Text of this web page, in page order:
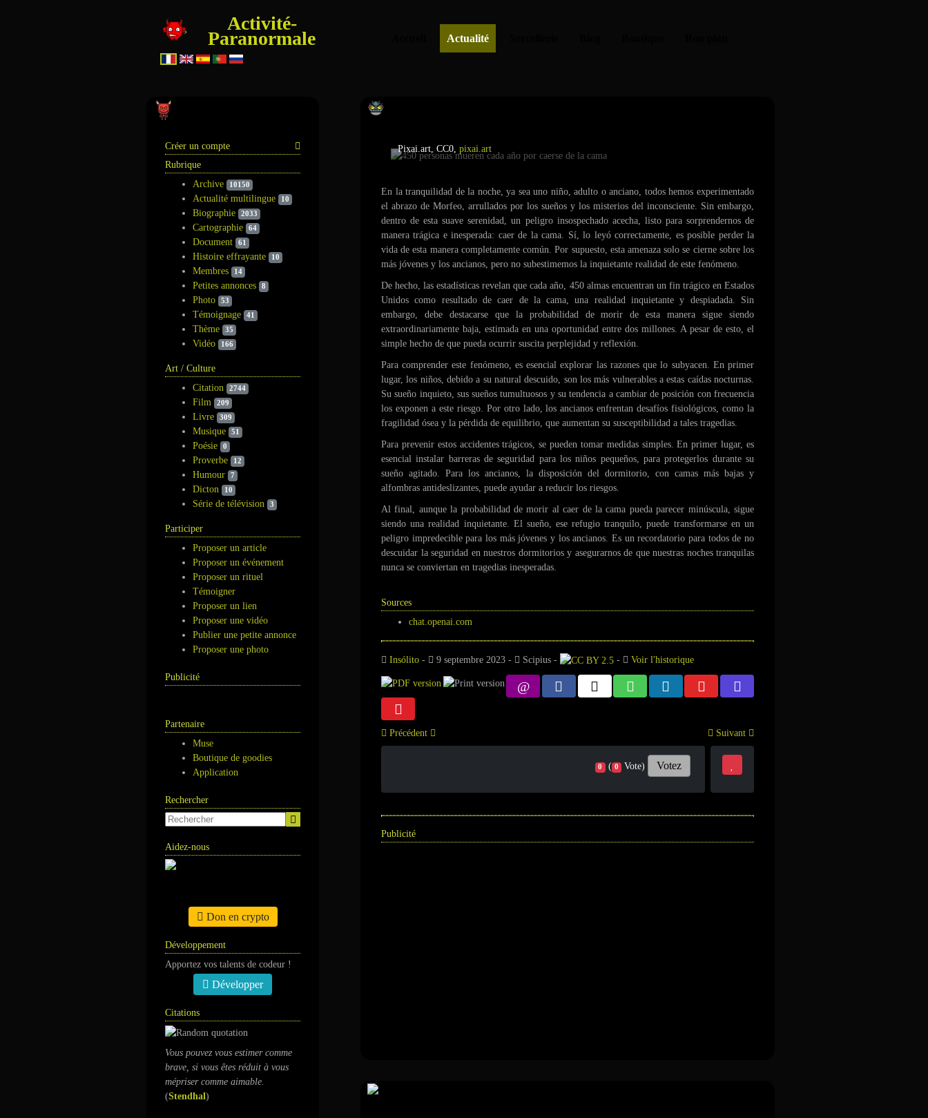
Activité-
Paranormale Actualité
Créer un compte
Rubrique
Archive
10150
Actualité multilingue 10
Biographie 2033
Cartographie 64
Document 61
Histoire effrayante 10
Membres 14
Petites annonces 8
Photo 53
Témoignage 41
Thème 35
Vidéo 166
Art / Culture
Citation
2744
Film 209
Livre 309
Musique 51
Poésie 0
Proverbe 12
Humour 7
Dicton 10
Série de télévision 3
Participer
Proposer un article
Proposer un événement
Proposer un rituel
Témoigner
Proposer un lien
Proposer une vidéo
Publier une petite annonce
Proposer une photo
Publicité
Partenaire
Muse
Boutique de goodies
Application
Rechercher
Aidez-nous
Don en crypto
Développement
Apportez vos talents de codeur !
Développer
Citations
Vous pouvez vous estimer comme
brave, si vous êtes réduit à vous
mépriser comme aimable.
(Stendhal)
Pixai.art, CC0, pixai.art
En la tranquilidad de la noche, ya sea uno niño, adulto o anciano, todos hemos experimentado
el abrazo de Morfeo, arrullados por los sueños y los misterios del inconsciente. Sin embargo,
dentro de esta suave serenidad, un peligro insospechado acecha, listo para sorprendernos de
manera trágica e inesperada: caer de la cama. Sí, lo leyó correctamente, es posible perder la
vida de esta manera completamente común. Por supuesto, esta amenaza solo se cierne sobre los
más jóvenes y los ancianos, pero no subestimemos la inquietante realidad de este fenómeno.
De hecho, las estadísticas revelan que cada año, 450 almas encuentran un fin trágico en Estados
Unidos como resultado de caer de la cama, una realidad inquietante y despiadada. Sin
embargo, debe destacarse que la probabilidad de morir de esta manera sigue siendo
extraordinariamente baja, estimada en una oportunidad entre dos millones. A pesar de esto, el
simple hecho de que pueda ocurrir suscita perplejidad y reflexión.
Para comprender este fenómeno, es esencial explorar las razones que lo subyacen. En primer
lugar, los niños, debido a su natural descuido, son los más vulnerables a estas caídas nocturnas.
Su sueño inquieto, sus sueños tumultuosos y su tendencia a cambiar de posición con frecuencia
los exponen a este riesgo. Por otro lado, los ancianos enfrentan desafíos fisiológicos, como la
fragilidad ósea y la pérdida de equilibrio, que aumentan su susceptibilidad a tales tragedias.
Para prevenir estos accidentes trágicos, se pueden tomar medidas simples. En primer lugar, es
esencial instalar barreras de seguridad para los niños pequeños, para protegerlos durante su
sueño agitado. Para los ancianos, la disposición del dormitorio, con camas más bajas y
alfombras antideslizantes, puede ayudar a reducir los riesgos.
Al final, aunque la probabilidad de morir al caer de la cama pueda parecer minúscula, sigue
siendo una realidad inquietante. El sueño, ese refugio tranquilo, puede transformarse en un
peligro impredecible para los más jóvenes y los ancianos. Es un recordatorio para todos de no
descuidar la seguridad en nuestros dormitorios y asegurarnos de que nuestras noches tranquilas
nunca se conviertan en tragedias inesperadas.
Sources
chat.openai.com
Insólito - 9 septembre 2023 - Scipius - - Voir l'historique
Précédent Suivant
0 ( 0 Vote) Votez
Publicité